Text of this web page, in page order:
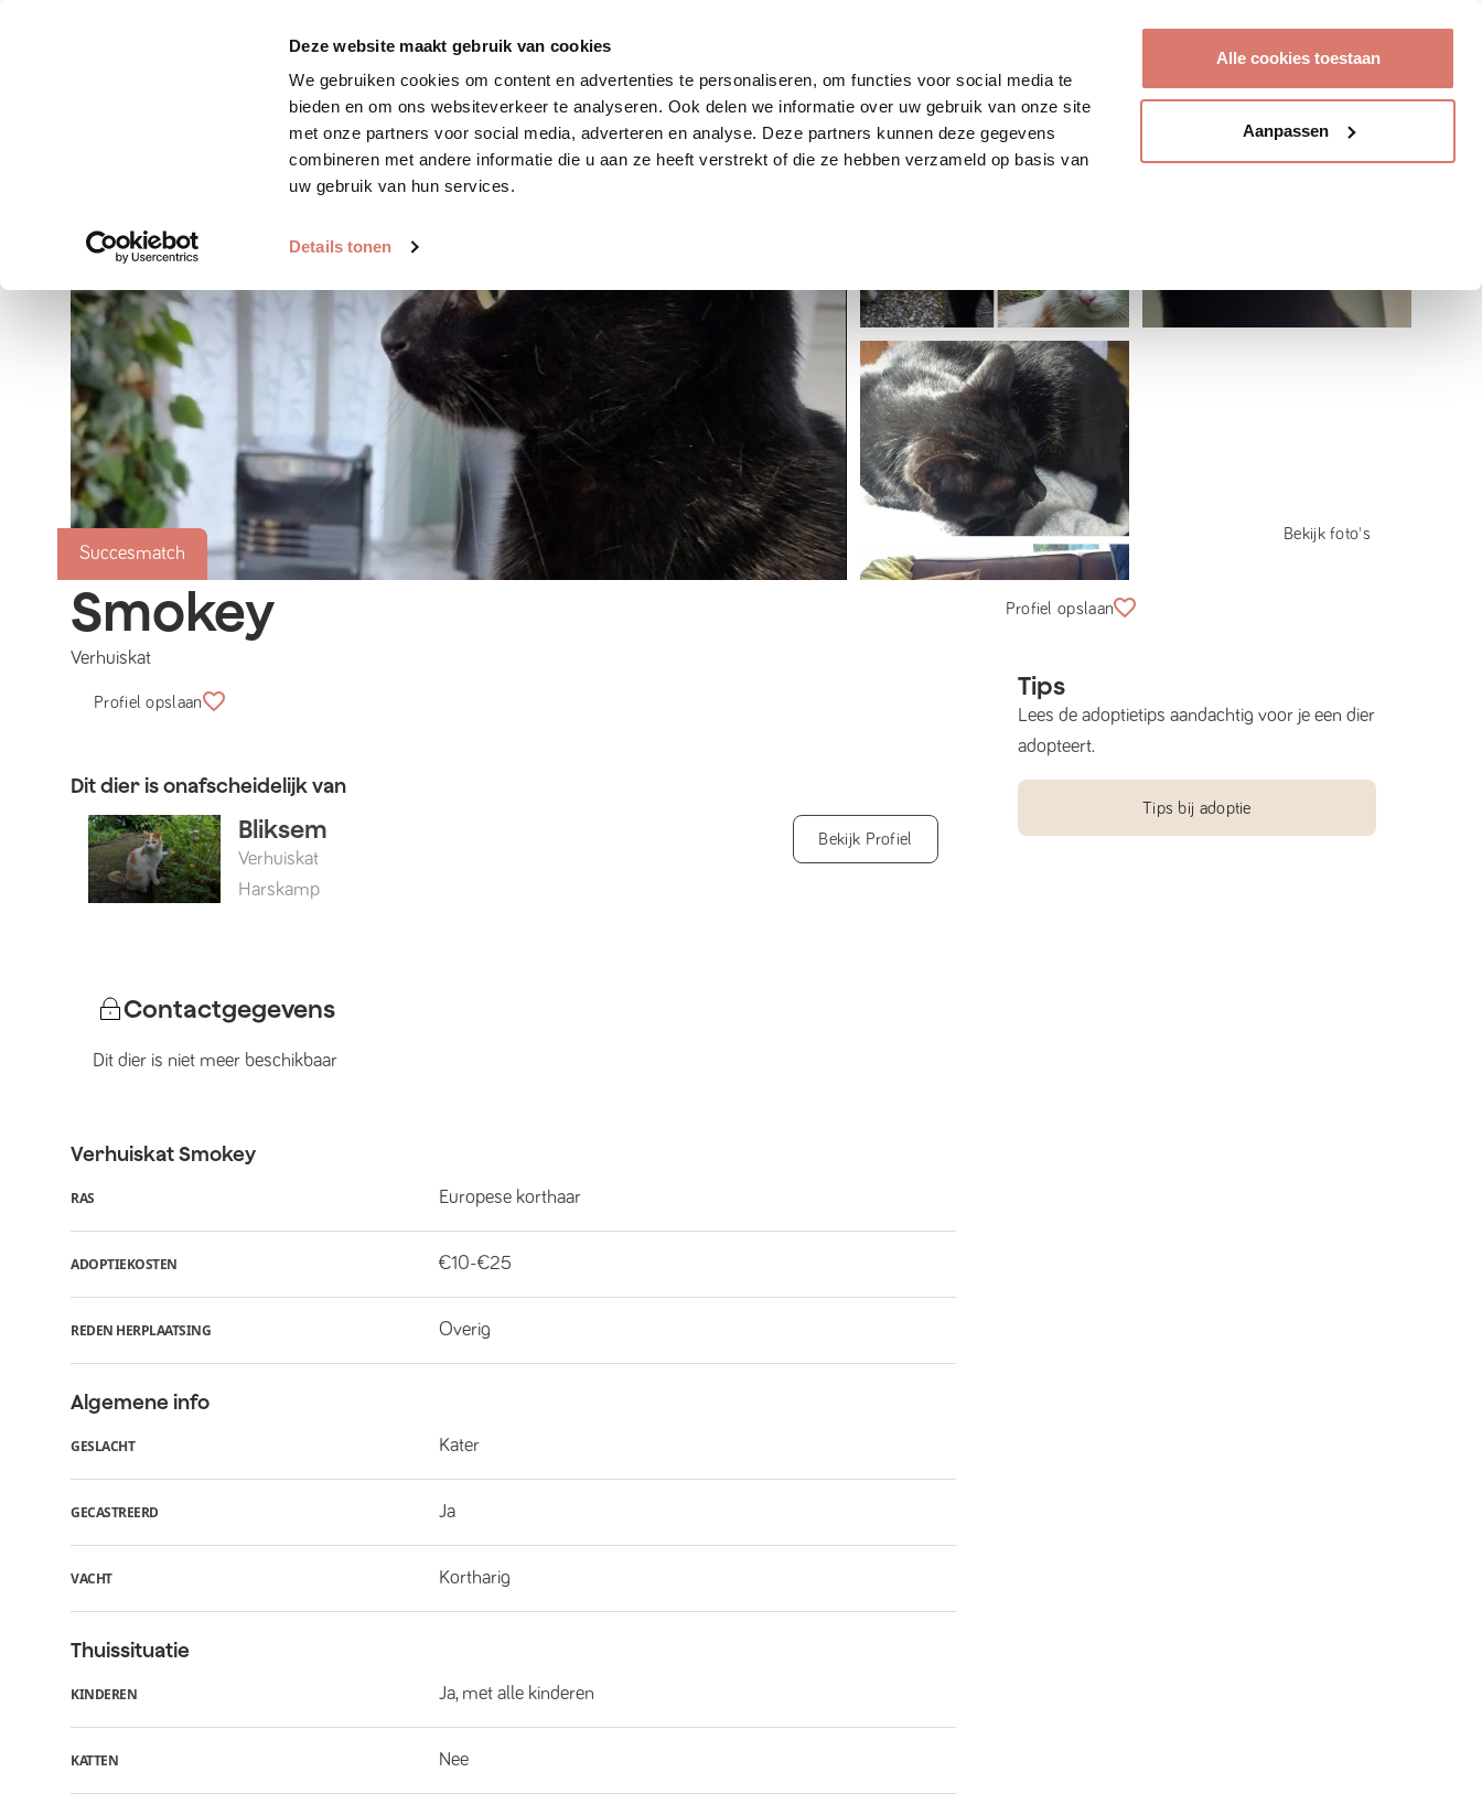
Deze website maakt gebruik van cookies
We gebruiken cookies om content en advertenties te personaliseren, om functies voor social media te
bieden en om ons websiteverkeer te analyseren. Ook delen we informatie over uw gebruik van onze site
met onze partners voor social media, adverteren en analyse. Deze partners kunnen deze gegevens
combineren met andere informatie die u aan ze heeft verstrekt of die ze hebben verzameld op basis van
uw gebruik van hun services.
Details tonen
Alle cookies toestaan
Aanpassen
Zoek huisdier Plaats huisdier Hoe werkt het?
Succesmatch
Bekijk foto's
Smokey
Verhuiskat
Profiel opslaan
Dit dier is onafscheidelijk van
Bliksem
Verhuiskat
Harskamp
Bekijk Profiel
Contactgegevens
Dit dier is niet meer beschikbaar
VerhuiskatSmokey
RAS Europese korthaar
ADOPTIEKOSTEN €10-€25
REDEN HERPLAATSING Overig
Algemene info
GESLACHT Kater
GECASTREERD Ja
VACHT Kortharig
Thuissituatie
KINDEREN Ja, met alle kinderen
KATTEN Nee
Profiel opslaan
Tips
Lees de adoptietips aandachtig voor je een dier
adopteert.
Tips bij adoptie